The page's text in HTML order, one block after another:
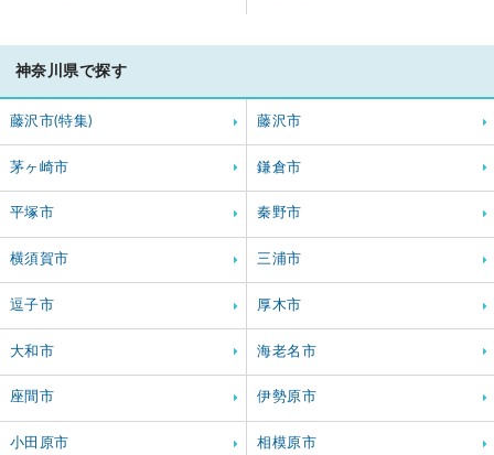
神奈川県で探す
藤沢市(特集) 藤沢市
茅ヶ崎市 鎌倉市
平塚市 秦野市
横須賀市 三浦市
逗子市 厚木市
大和市 海老名市
座間市 伊勢原市
小田原市 相模原市